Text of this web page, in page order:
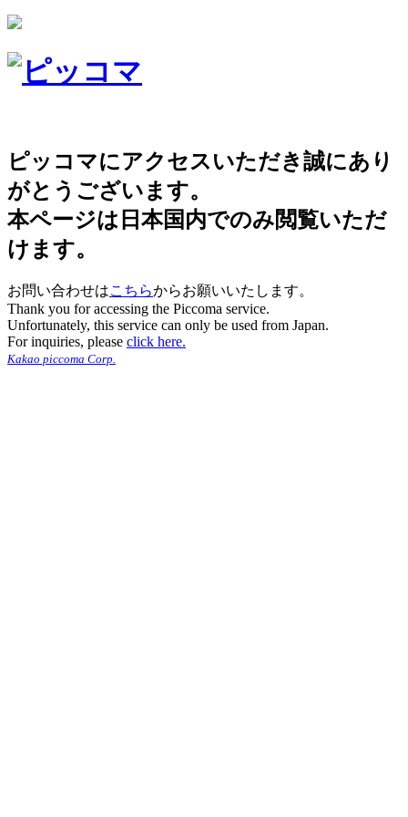
ピッコマにアクセスいただき誠にあり
がとうございます。
本ページは日本国内でのみ閲覧いただ
けます。
お問い合わせはこちらからお願いいたします。
Thank you for accessing the Piccoma service.
Unfortunately, this service can only be used from Japan.
For inquiries, please click here.
Kakao piccoma Corp.